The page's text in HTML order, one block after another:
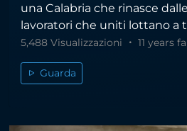
una Calabria che rinasce
lavoratori che uniti lottano a
5,488 Visualizzazioni 11 years fa
Guarda